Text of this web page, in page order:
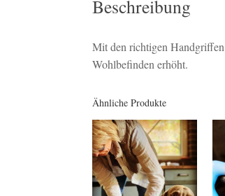
Beschreibung
Mit den richtigen
Wohlbefinden erhöht.
Ähnliche Produkte